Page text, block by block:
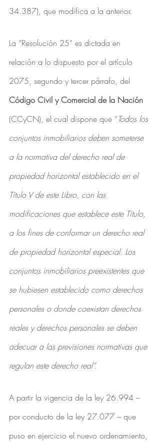
34.387), que modifica a la anterior.
La “Resolución 25” es dictada en
relación a lo dispuesto por el artículo
2075, segundo y tercer párrafo, del
Código Civil y Comercial de la Nación
(CCyCN), el cual dispone que “Todos los
conjuntos inmobiliarios deben someterse
a la normativa del derecho real de
propiedad horizontal establecido en el
Título V de este Libro, con las
modificaciones que establece este Título,
a los fines de conformar un derecho real
de propiedad horizontal especial. Los
conjuntos inmobiliarios preexistentes que
se hubiesen establecido como derechos
personales o donde coexistan derechos
reales y derechos personales se deben
adecuar a las previsiones normativas que
regulan este derecho real”.
A partir la vigencia de la ley 26.994 –
por conducto de la ley 27.077 – que
puso en ejercicio el nuevo ordenamiento,